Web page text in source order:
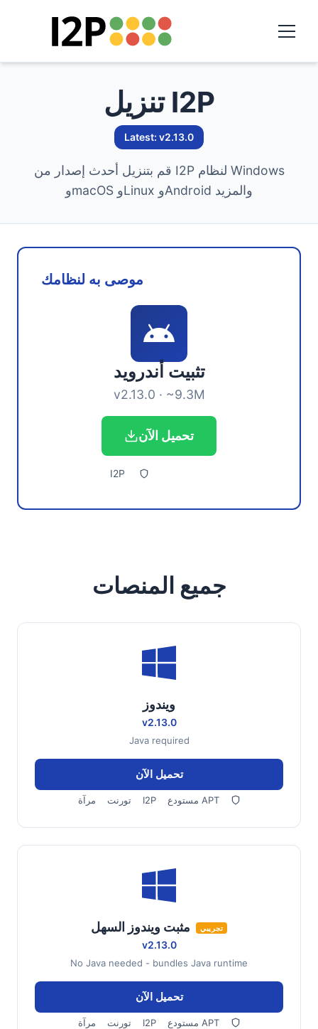
تنزيل I2P
Latest: v2.13.0
قم بتنزيل أحدث إصدار من I2P لنظام Windows
وmacOS وLinux وAndroid والمزيد
موصى به لنظامك
تثبيت أندرويد
v2.13.0 · ~9.3M
تحميل الآن
I2P
جميع المنصات
ويندوز
v2.13.0
Java required
تحميل الآن
مرآة تورنت I2P مستودع APT
تجريبي
v2.13.0
No Java needed - bundles Java runtime
تحميل الآن
مرآة تورنت I2P مستودع APT